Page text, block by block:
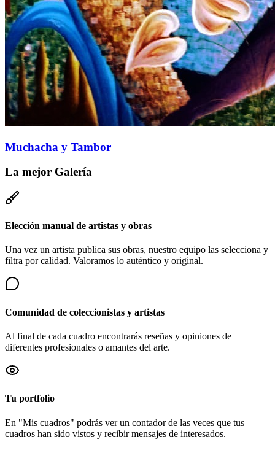
Muchacha y Tambor
La mejor Galería
Elección manual de artistas y obras
Una vez un artista publica sus obras, nuestro equipo las selecciona y
filtra por calidad. Valoramos lo auténtico y original.
Comunidad de coleccionistas y artistas
Al final de cada cuadro encontrarás reseñas y opiniones de
diferentes profesionales o amantes del arte.
Tu portfolio
En "Mis cuadros" podrás ver un contador de las veces que tus
cuadros han sido vistos y recibir mensajes de interesados.